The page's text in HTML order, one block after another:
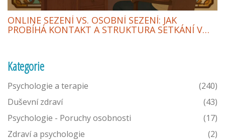
ONLINE SEZENÍ VS. OSOBNÍ SEZENÍ: JAK
PROBÍHÁ KONTAKT A STRUKTURA SETKÁNÍ V
Kategorie
Psychologie a terapie
(240)
Duševní zdraví
(43)
Psychologie - Poruchy osobnosti
(17)
Zdraví a psychologie
(2)